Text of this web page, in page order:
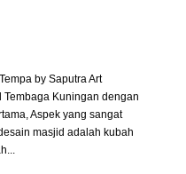
by Saputra Art
Kuningan dengan
Aspek yang sangat
masjid adalah kubah